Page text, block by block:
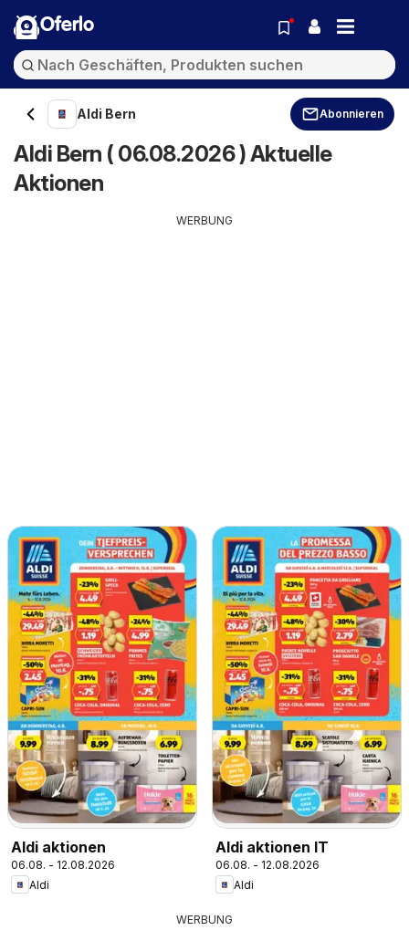
Oferlo
Aldi Bern Abonnieren
Aldi Bern ( 06.08.2026 ) Aktuelle
Aktionen
WERBUNG
Aldi aktionen
06.08. - 12.08.2026
Aldi
Aldi aktionen IT
06.08. - 12.08.2026
Aldi
WERBUNG